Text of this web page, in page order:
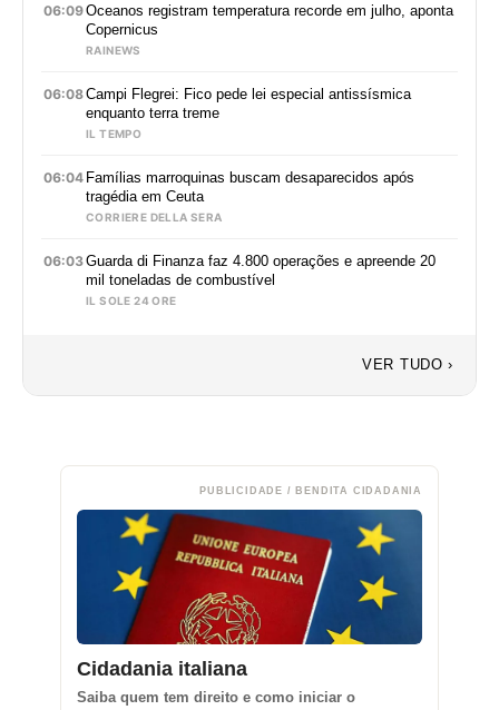
06:09Oceanos registram temperatura recorde em julho, aponta
Copernicus
RAINEWS
06:08Campi Flegrei: Fico pede lei especial antissísmica
enquanto terra treme
IL TEMPO
06:04 Famílias marroquinas buscam desaparecidos após
tragédia em Ceuta
CORRIERE DELLA SERA
06:03Guarda di Finanza faz 4.800 operações e apreende 20
mil toneladas de combustível
IL SOLE 24 ORE
VER TUDO ›
PUBLICIDADE / BENDITA CIDADANIA
Cidadania italiana
Saiba quem tem direito e como iniciar o